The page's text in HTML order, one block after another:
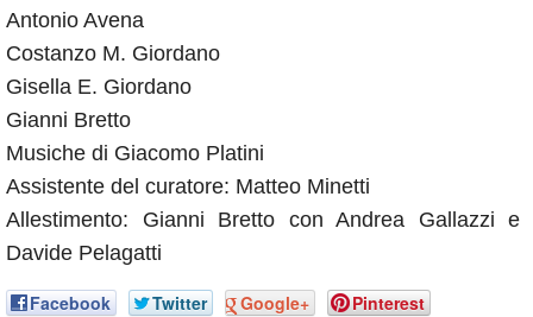
Antonio Avena
Costanzo M. Giordano
Gisella E. Giordano
Gianni Bretto
Musiche di Giacomo Platini
Assistente del curatore: Matteo Minetti
Allestimento: Gianni Bretto con Andrea Gallazzi e
Davide Pelagatti
Facebook Twitter Google+ Pinterest